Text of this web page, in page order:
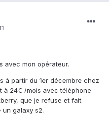
avec mon opérateur.
à partir du 1er décembre chez
24€ /mois avec téléphone
que je refuse et fait
galaxy s2.